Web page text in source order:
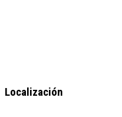
Localización